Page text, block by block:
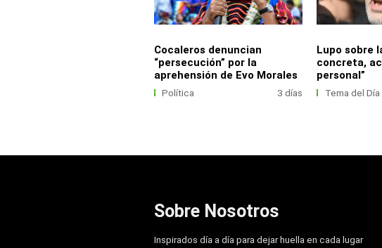
Cocaleros denuncian
“persecución” por la
aprehensión de Evo Morales
Política 3 días
Lupo sobre
concreta,
personal”
Tema del Día
Sobre Nosotros
Inspirados día a día para dejar huella en cada lugar